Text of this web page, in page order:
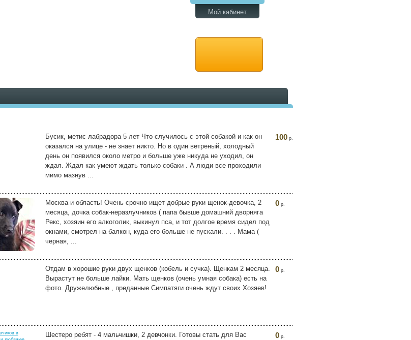
Мой кабинет
Бусик, метис лабрадора 5 лет Что случилось с этой собакой и как он
оказался на улице - не знает никто. Но в один ветреный, холодный
день он появился около метро и больше уже никуда не уходил, он
ждал. Ждал как умеют ждать только собаки . А люди все проходили
мимо мазнув ...
100 р.
Москва и область! Очень срочно ищет добрые руки щенок-девочка, 2
месяца, дочка собак-неразлучников ( папа бывше домашний дворняга
Рекс, хозяин его алкоголик, выкинул пса, и тот долгое время сидел под
окнами, смотрел на балкон, куда его больше не пускали. . . . Мама (
черная, ...
0 р.
Отдам в хорошие руки двух щенков (кобель и сучка). Щенкам 2 месяца.
Вырастут не больше лайки. Мать щенков (очень умная собака) есть на
фото. Дружелюбные , преданные Симпатяги очень ждут своих Хозяев!
0 р.
Шестеро ребят - 4 мальчишки, 2 девчонки. Готовы стать для Вас
0 р.